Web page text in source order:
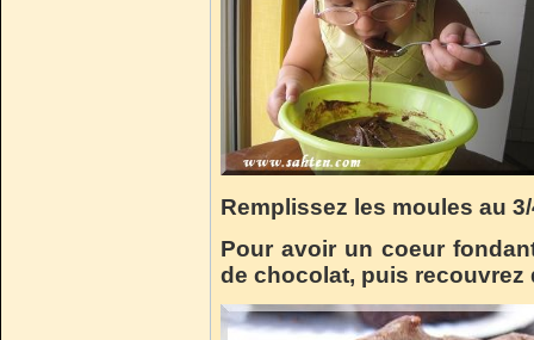
Remplissez les moules au
Pour avoir un coeur
de chocolat, puis recouvrez